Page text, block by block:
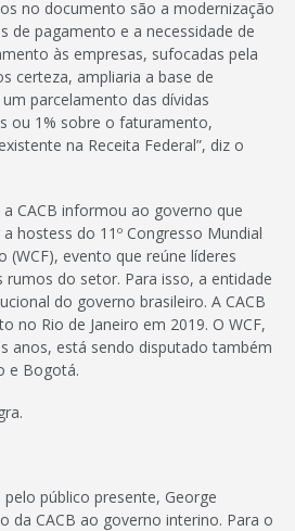
no documento são a modernização
de pagamento e a necessidade de
às empresas, sufocadas pela
certeza, ampliaria a base de
parcelamento das dívidas
ou 1% sobre o faturamento,
na Receita Federal”, diz o
CACB informou ao governo que
hostess do 11º Congresso Mundial
(WCF), evento que reúne líderes
rumos do setor. Para isso, a entidade
do governo brasileiro. A CACB
no Rio de Janeiro em 2019. O WCF,
anos, está sendo disputado também
e Bogotá.
público presente, George
da CACB ao governo interino. Para o